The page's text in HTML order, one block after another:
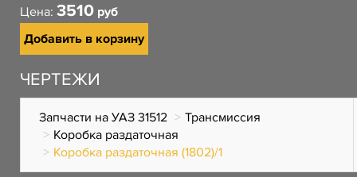
Цена: 3510 руб
Добавить в корзину
ЧЕРТЕЖИ
Запчасти на УАЗ 31512
Трансмиссия
Коробка раздаточная
Коробка раздаточная (1802)/1